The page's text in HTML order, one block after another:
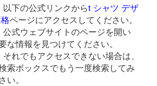
以下の公式リンクからt シャツ デザ
ページにアクセスしてください。
公式ウェブサイトのページを開い
な情報を見つけてください。
それでもアクセスできない場合は、
索ボックスでもう一度検索してみ
い。